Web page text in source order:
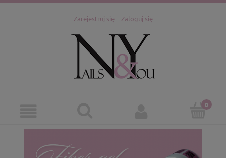
Zarejestruj się Zaloguj się